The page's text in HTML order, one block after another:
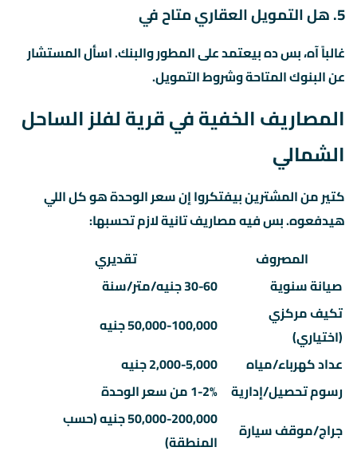
5. هل التمويل العقاري متاح في
غالباً آه، بس ده بيعتمد على المطور والبنك. اسأل المستشار
عن البنوك المتاحة وشروط التمويل.
المصاريف الخفية في قرية لفلز الساحل
الشمالي
كتير من المشترين بيفتكروا إن سعر الوحدة هو كل اللي
هيدفعوه. بس فيه مصاريف تانية لازم تحسبها:
المصروف
تقديري
صيانة سنوية
30-60 جنيه/متر/سنة
تكيف مركزي
(اختياري)
50,000-100,000 جنيه
عداد كهرباء/مياه
2,000-5,000 جنيه
رسوم تحصيل/إدارية
1-2% من سعر الوحدة
جراج/موقف سيارة
50,000-200,000 جنيه (حسب
المنطقة)